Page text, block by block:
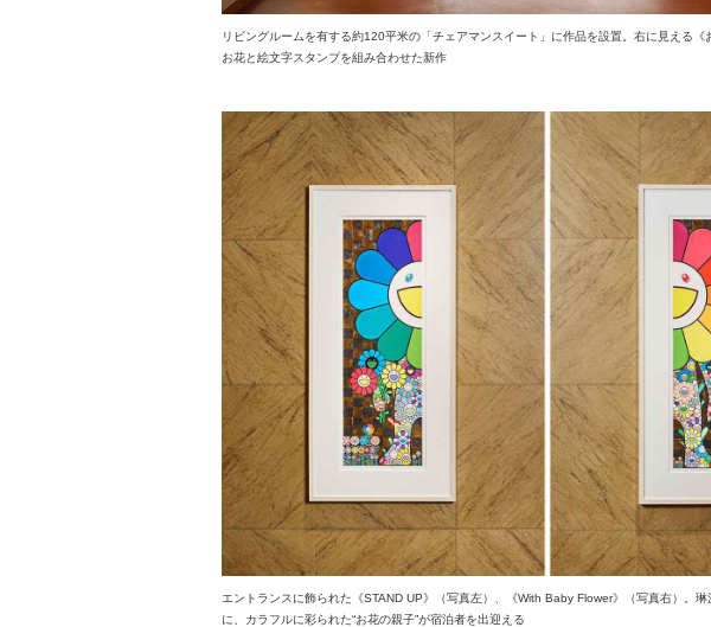
リビングルームを有する約120平米の「チェアマンスイート」に作品を設置。右に見える《
お花と絵文字スタンプを組み合わせた新作
エントランスに飾られた《STAND UP》（写真左）、《With Baby Flower》（写真右）。
に、カラフルに彩られた“お花の親子”が宿泊者を出迎える